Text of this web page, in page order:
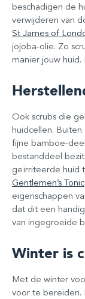
beschadigen de
verwijderen van
St James of
jojoba-olie. Zo
manier jouw
Ook scrubs die
huidcellen.
fijne bamboe-
bestanddeel
geïrriteerde huid
Gentlemen’s Tonic
eigenschappen
dat dit een
van ingegroeide
Winter is
Met de winter
voor te bereiden.